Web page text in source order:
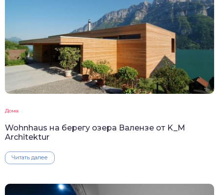
Дома
Wohnhaus на берегу озера Валензе от K_M
Architektur
Читать далее